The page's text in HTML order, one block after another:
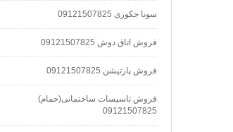
سونا جکوزی 09121507825
فروش اتاق دوش 09121507825
فروش پارتیشن 09121507825
فروش تاسیسات ساختمانی(حمام)
09121507825